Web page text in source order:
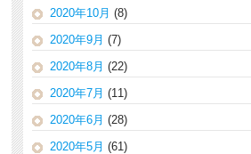
2020年10月 (8)
2020年9月 (7)
2020年8月 (22)
2020年7月 (11)
2020年6月 (28)
2020年5月 (61)